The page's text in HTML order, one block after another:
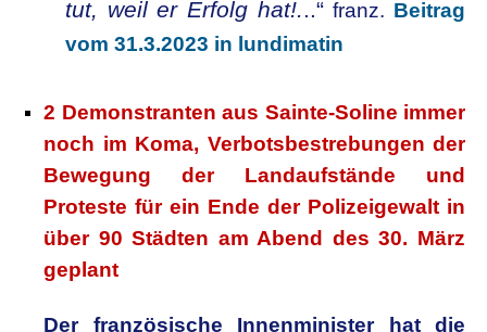
tut, weil er Erfolg hat!...“franz. Beitrag
vom 31.3.2023 in lundimatin
2 Demonstranten aus Sainte-Soline immer
noch im Koma, Verbotsbestrebungen der
Bewegung der Landaufstände und
Proteste für ein Ende der Polizeigewalt in
über 90 Städten am Abend des 30. März
geplant
Der französische Innenminister hat die